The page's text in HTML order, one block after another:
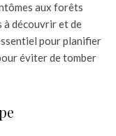
aux forêts
à découvrir et de
pour planifier
éviter de tomber